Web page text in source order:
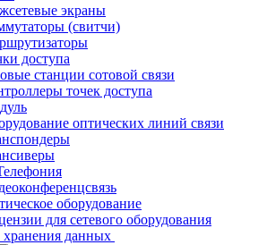
экраны
(свитчи)
доступа
станции сотовой связи
точек доступа
оптических линий связи
оборудование
для сетевого оборудования
данных